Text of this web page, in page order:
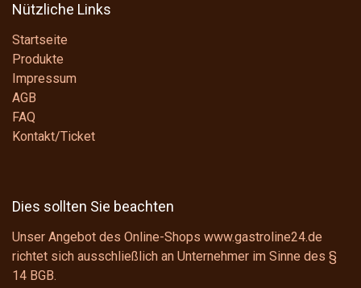
Nützliche Links
Startseite
Produkte
Impressum
AGB
FAQ
Kontakt/Ticket
Dies sollten Sie beachten
Unser Angebot des Online-Shops www.gastroline24.de
richtet sich ausschließlich an Unternehmer im Sinne des §
14 BGB.